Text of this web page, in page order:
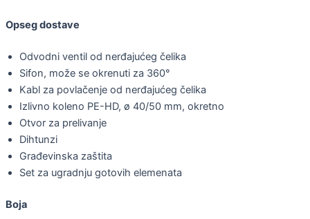
Opseg dostave
Odvodni ventil od nerđajućeg čelika
Sifon, može se okrenuti za 360°
Kabl za povlačenje od nerđajućeg čelika
Izlivno koleno PE-HD, ø 40/50 mm, okretno
Otvor za prelivanje
Dihtunzi
Građevinska zaštita
Set za ugradnju gotovih elemenata
Boja